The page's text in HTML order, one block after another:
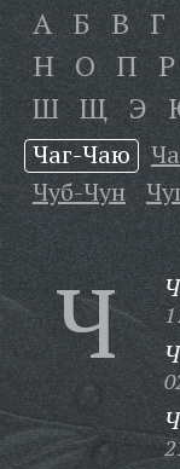
А Б В Г
Н О П Р
Ш Щ Э
Чаг-Чаю
Чуб-Чун
Ч